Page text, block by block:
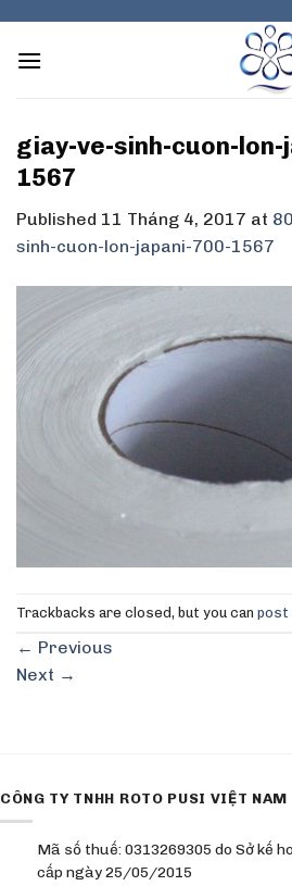
content
giay-ve-sinh-cuon-lon-
1567
Published 11 Tháng 4, 2017 at
sinh-cuon-lon-japani-700-1567
Trackbacks are closed, but you can post
← Previous
Next →
CÔNG TY TNHH ROTO PUSI VIỆT NAM
Mã số thuế: 0313269305 do Sở kế
cấp ngày 25/05/2015